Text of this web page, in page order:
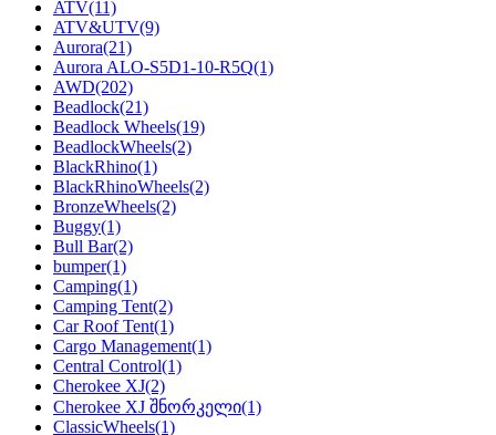
ATV(11)
ATV&UTV(9)
Aurora(21)
Aurora ALO-S5D1-10-R5Q(1)
AWD(202)
Beadlock(21)
Beadlock Wheels(19)
BeadlockWheels(2)
BlackRhino(1)
BlackRhinoWheels(2)
BronzeWheels(2)
Buggy(1)
Bull Bar(2)
bumper(1)
Camping(1)
Camping Tent(2)
Car Roof Tent(1)
Cargo Management(1)
Central Control(1)
Cherokee XJ(2)
Cherokee XJ შნორკელი(1)
ClassicWheels(1)